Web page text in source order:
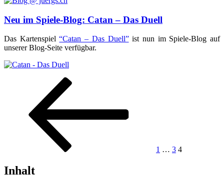
Neu im Spiele-Blog: Catan – Das Duell
Das Kar­ten­spiel“Catan – Das Duell”ist nun im Spie­le-Blog auf
unse­rer Blog-Sei­te verfügbar.
Seitennummerierung
Beiträge
1 … 3 4
Inhalt